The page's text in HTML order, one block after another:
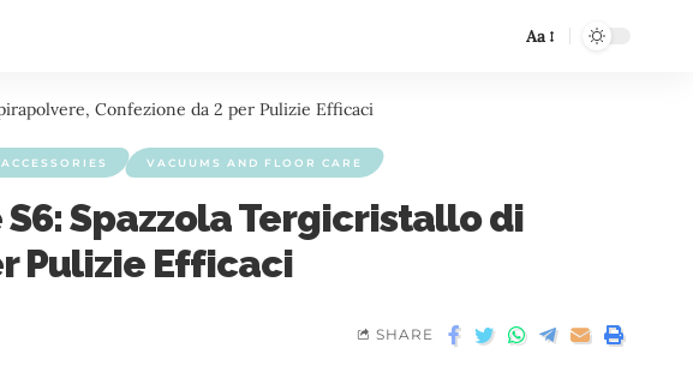
Aa
Confezione da 2 per Pulizie Efficaci
VACUUMS AND FLOOR CARE
Spazzola Tergicristallo di
Pulizie Efficaci
SHARE